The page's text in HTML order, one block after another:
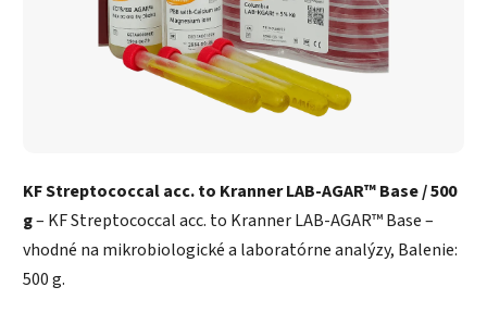
KF Streptococcal acc. to Kranner LAB-AGAR™ Base / 500
g– KF Streptococcal acc. to Kranner LAB-AGAR™ Base –
vhodné na mikrobiologické a laboratórne analýzy, Balenie:
500 g.